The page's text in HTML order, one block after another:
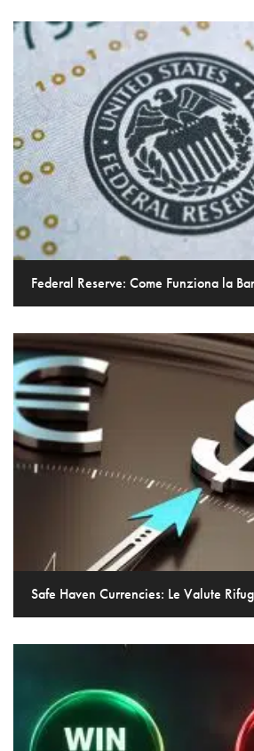
Federal Reserve: Come Funziona la
Safe Haven Currencies: Le Valute